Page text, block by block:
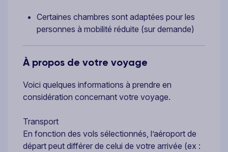
Certaines chambres sont adaptées pour les
personnes à mobilité réduite (sur demande)
À propos de votre voyage
Voici quelques informations à prendre en
considération concernant votre voyage.
Transport
En fonction des vols sélectionnés, l’aéroport de
départ peut différer de celui de votre arrivée (ex :